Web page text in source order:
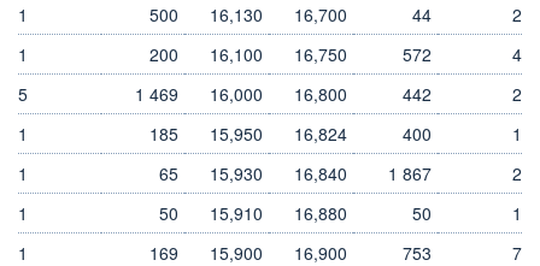
11h51 14h42
OUVERTURE CLÔTURE VEILLE
16,450
+ HAUT + BAS
16,328
894 577
CAPITAL ÉCHANGÉ
0,15%
VALORISATION
10 189 MEUR
DERNIER ÉCHANGE
07.08.26 / 17:35:20
1
500 16,130 16,700 44
2
1
200 16,100 16,750 572
4
5
1 469 16,000 16,800 442
2
1
185 15,950 16,824 400
1
1
65 15,930 16,840 1 867
2
1
50 15,910 16,880 50
1
1
169 15,900 16,900 753
7